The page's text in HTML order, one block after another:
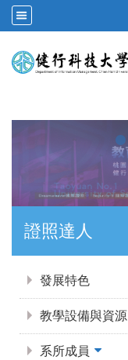
證照達人
發展特色
教學設備與資源
系所成員